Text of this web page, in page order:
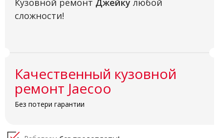
Кузовной ремонт Джейку любой
сложности!
Качественный кузовной
ремонт Jaecoo
Без потери гарантии